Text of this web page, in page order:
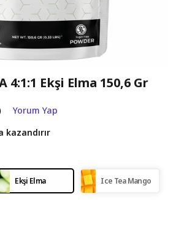
4:1:1 Ekşi Elma 150,6 Gr
Yorum Yap
kazandırır
Ekşi Elma Ice Tea Mango